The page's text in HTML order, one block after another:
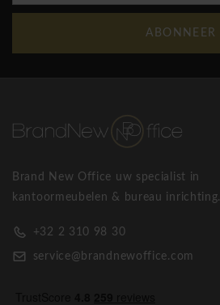
ABONNEER
Brand New Office uw specialist in
kantoormeubelen & bureau inrichting.
+32 2 310 98 30
service@brandnewoffice.com